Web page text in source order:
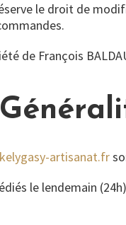
le droit de
de François
artisanat.fr
le lendemain